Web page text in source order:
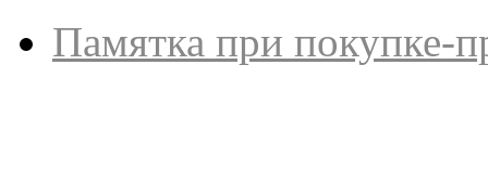
Памятка при покупке-